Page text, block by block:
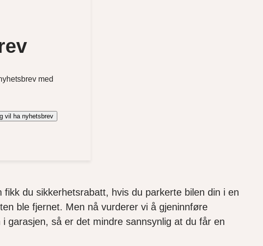
med
vil ha nyhetsbrev
du sikkerhetsrabatt, hvis du parkerte bilen din i en
ble fjernet. Men nå vurderer vi å gjeninnføre
garasjen, så er det mindre sannsynlig at du får en